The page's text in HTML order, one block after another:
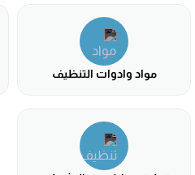
مواد وادوات التنظيف